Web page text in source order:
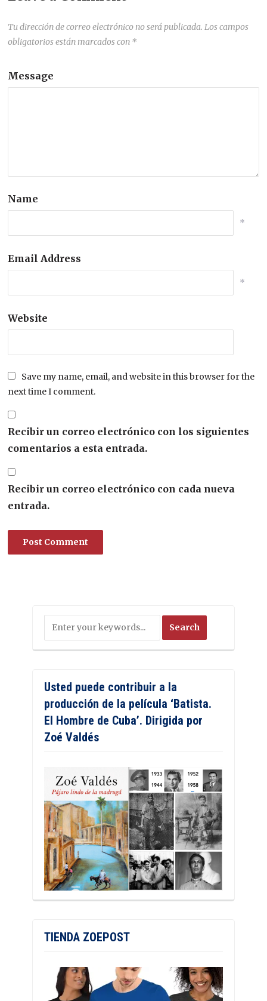
Tu dirección de correo electrónico no será publicada. Los campos
obligatorios están marcados con *
Message
Name
*
Email Address
*
Website
Save my name, email, and website in this browser for the
next time I comment.
Recibir un correo electrónico con los siguientes
comentarios a esta entrada.
Recibir un correo electrónico con cada nueva
entrada.
Usted puede contribuir a la
producción de la película ‘Batista.
El Hombre de Cuba’. Dirigida por
Zoé Valdés
TIENDA ZOEPOST